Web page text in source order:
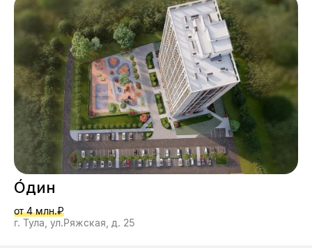
О́дин
от 4 млн.₽
г. Тула, ул.Ряжская, д. 25